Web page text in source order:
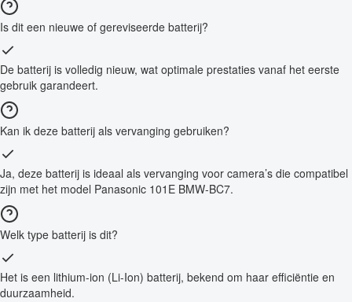
Is dit een nieuwe of gereviseerde batterij?
De batterij is volledig nieuw, wat optimale prestaties vanaf het eerste
gebruik garandeert.
Kan ik deze batterij als vervanging gebruiken?
Ja, deze batterij is ideaal als vervanging voor camera’s die compatibel
zijn met het model Panasonic 101E BMW-BC7.
Welk type batterij is dit?
Het is een lithium-ion (Li-Ion) batterij, bekend om haar efficiëntie en
duurzaamheid.